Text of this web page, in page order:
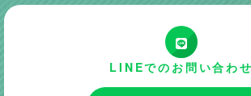
LINEでのお問い合わせ